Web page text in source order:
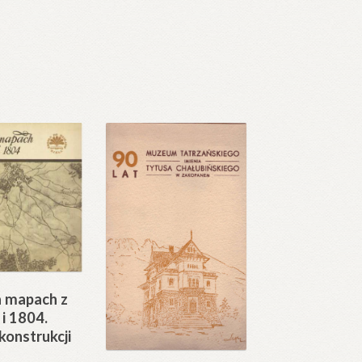
mapach z
1804.